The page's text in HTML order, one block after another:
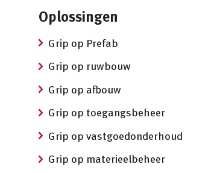
Oplossingen
Grip op Prefab
Grip op ruwbouw
Grip op afbouw
Grip op toegangsbeheer
Grip op vastgoedonderhoud
Grip op materieelbeheer